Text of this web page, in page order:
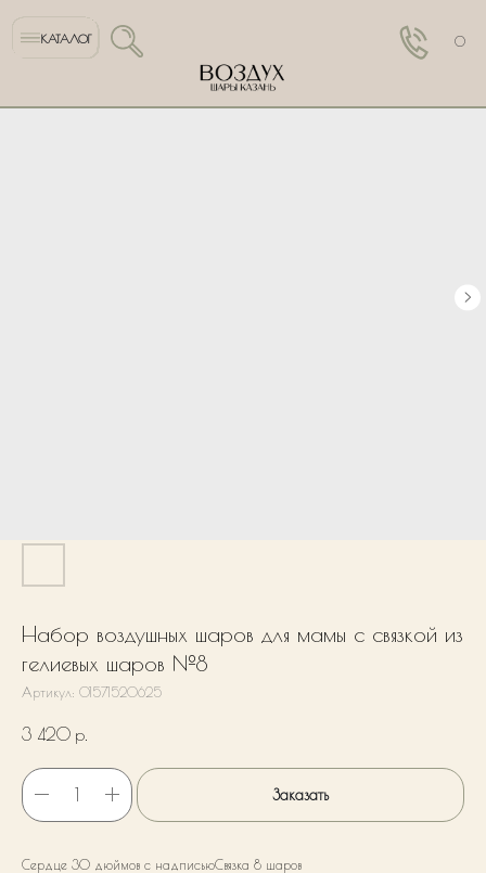
КАТАЛОГ 0
Набор воздушных шаров для мамы с связкой из
гелиевых шаров №8
Артикул: 01571520625
3 420 р.
Заказать
Сердце 30 дюймов с надписьюСвязка 8 шаров